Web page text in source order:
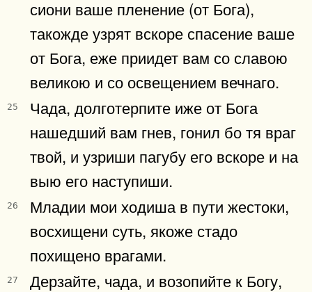
сиони ваше пленение (от Бога),
такожде узрят вскоре спасение ваше
от Бога, еже приидет вам со славою
великою и со освещением вечнаго.
25
Чада, долготерпите иже от Бога
нашедший вам гнев, гонил бо тя враг
твой, и узриши пагубу его вскоре и на
выю его наступиши.
26
Младии мои ходиша в пути жестоки,
восхищени суть, якоже стадо
похищено врагами.
27
Дерзайте, чада, и возопийте к Богу,